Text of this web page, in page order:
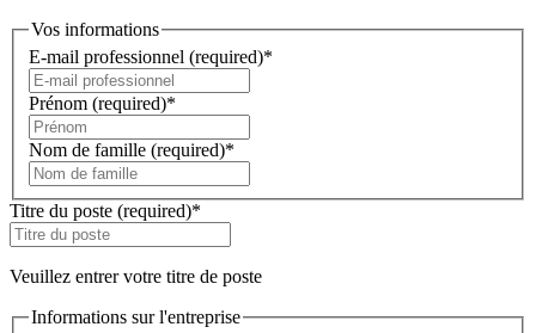
Vos informations
E-mail professionnel (required)*
Prénom (required)*
Nom de famille (required)*
Titre du poste (required)*
Veuillez entrer votre titre de poste
Informations sur l'entreprise